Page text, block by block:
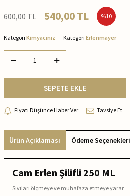
600,00TL 540,00TL %10
Kategori Kimyacınız Kategori Erlenmayer
SEPETE EKLE
Fiyatı Düşünce Haber Ver Tavsiye Et
Ürün Açıklaması Ödeme Seçenekleri
Cam Erlen Şilifli 250 ML
Sıvıları ölçmeye ve muhafaza etmeye yarar